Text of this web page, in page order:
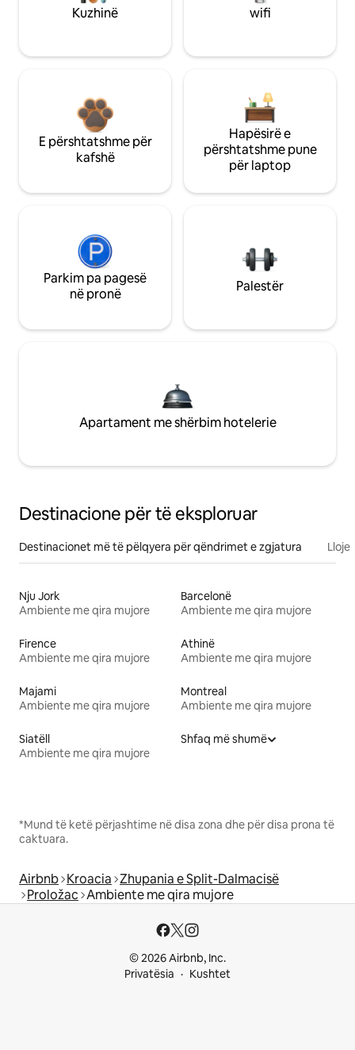
Kuzhinë wifi
E përshtatshme për
kafshë
Hapësirë e
përshtatshme pune
për laptop
Parkim pa pagesë
në pronë
Palestër
Apartament me shërbim hotelerie
Destinacione për të eksploruar
Destinacionet më të pëlqyera për qëndrimet e zgjatura
Nju Jork
Ambiente me qira mujore
Barcelonë
Ambiente me qira mujore
Firence
Ambiente me qira mujore
Athinë
Ambiente me qira mujore
Majami
Ambiente me qira mujore
Montreal
Ambiente me qira mujore
Siatëll
Ambiente me qira mujore
Shfaq më shumë
*Mund të ketë përjashtime në disa zona dhe për disa prona të
caktuara.
Airbnb Kroacia Zhupania e Split-Dalmacisë
Proložac Ambiente me qira mujore
© 2026 Airbnb, Inc.
Privatësia
Kushtet